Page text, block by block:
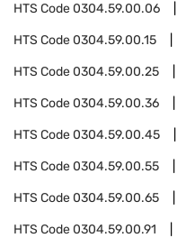
HTS Code0304.59.00.06
HTS Code0304.59.00.15
HTS Code0304.59.00.25
HTS Code0304.59.00.36
HTS Code0304.59.00.45
HTS Code0304.59.00.55
HTS Code0304.59.00.65
HTS Code0304.59.00.91